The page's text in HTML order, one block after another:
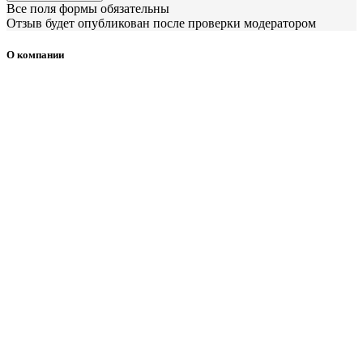
Все поля формы обязательны
Отзыв будет опубликован после проверки модератором
О компании